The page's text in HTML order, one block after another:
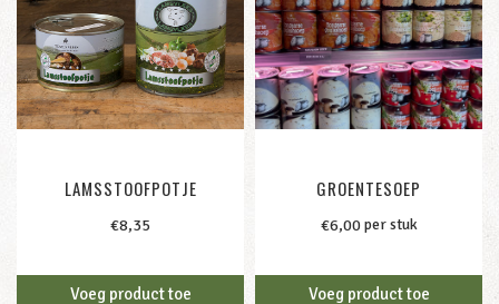
LAMSSTOOFPOTJE
€8,35
Voeg product toe
GROENTESOEP
€6,00per stuk
Voeg product toe